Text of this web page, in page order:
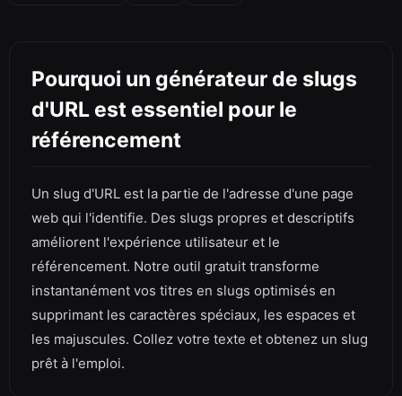
Pourquoi un générateur de slugs
d'URL est essentiel pour le
référencement
Un slug d'URL est la partie de l'adresse d'une page
web qui l'identifie. Des slugs propres et descriptifs
améliorent l'expérience utilisateur et le
référencement. Notre outil gratuit transforme
instantanément vos titres en slugs optimisés en
supprimant les caractères spéciaux, les espaces et
les majuscules. Collez votre texte et obtenez un slug
prêt à l'emploi.